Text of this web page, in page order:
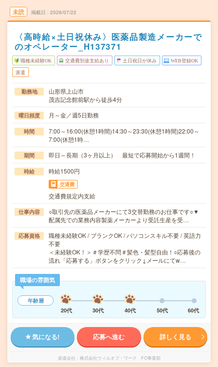
未読 掲載日 2026/07/22
〈高時給×土日祝休み〉医薬品製造メーカーで
のオペレーター_H137371
職種未経験OK 交通費別途支給あり 土日祝日が休み WEB登録OK
派遣
勤務地
山形県上山市
茂吉記念館前駅から徒歩4分
曜日頻度 月～金／週5日勤務
時間
7:00～16:00(休憩1時間)14:30～23:30(休憩1時間)22:00～
7:00(休憩1時…
期間 即日～長期（3ヶ月以上） 最短で応募開始から1週間！
時給 時給1500円
交通費
交通費規定内支給
仕事内容
○取引先の医薬品メーカーにて3交替勤務のお仕事です○▼
配属先での業務内容製薬メーカーより受託生産を受…
応募資格
職種未経験OK / ブランクOK / パソコンスキル不要 / 英語力
不要
＜未経験OK！＞＃学歴不問＃髪色・髪型自由！○応募後の
流れ「応募する」ボタンをクリック↓メールにてw…
職場の雰囲気
年齢層
20代
30代 40代 50代 60代
気になる! 応募へ進む 詳しく見る
派遣会社 株式会社ウィルオブ・ワーク FO事業部